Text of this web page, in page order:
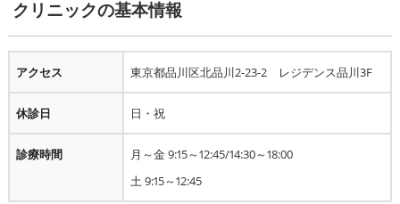
クリニックの基本情報
アクセス 東京都品川区北品川2-23-2 レジデンス品川3F
休診日 日・祝
診療時間
月～金 9:15～12:45/14:30～18:00
土 9:15～12:45